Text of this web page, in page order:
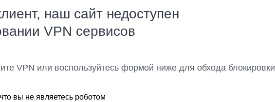
наш сайт недоступен
VPN сервисов
VPN или воспользуйтесь формой ниже для обхода блокировки
вы не являетесь роботом